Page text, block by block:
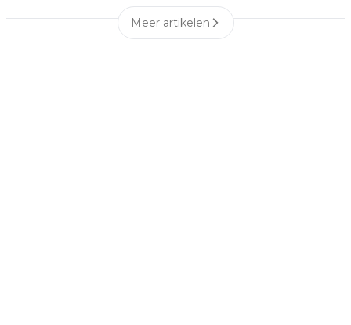
Meer artikelen